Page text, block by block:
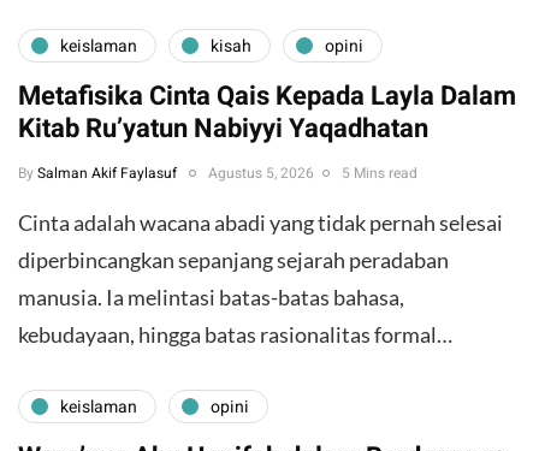
keislaman kisah opini
Metafisika Cinta Qais Kepada Layla Dalam
Kitab Ru’yatun Nabiyyi Yaqadhatan
By Salman Akif Faylasuf Agustus 5, 2026 5 Mins read
Cinta adalah wacana abadi yang tidak pernah selesai
diperbincangkan sepanjang sejarah peradaban
manusia. Ia melintasi batas-batas bahasa,
kebudayaan, hingga batas rasionalitas formal…
keislaman opini